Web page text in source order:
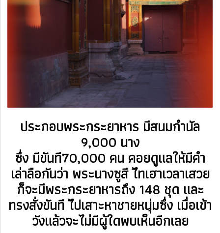
ประกอบพระกระยาหาร มีสนมกำนัล
9,000 นาง
ซึ่ง มีขันที70,000 คน คอยดูแลให้มีคำ
เล่าลือกันว่า พระนางซูสี ไีทเฮาเวลาเสวย
ก็จะมีพระกระยาหารถึง 148 ชุด และ
ทรงสั่งขันที ไีปเสาะหาชายหนุ่มซึ่ง เมื่อเข้า
วังแล้วจะไม่มีผู้ใดพบเห็นอีกเลย